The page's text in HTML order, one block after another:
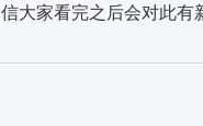
信大家看完之后会对此有